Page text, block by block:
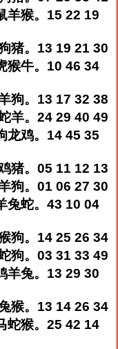
羊猴。15 22 19
猪。13 19 21 30
猴牛。10 46 34
狗。13 17 32 38
羊。24 29 40 49
龙鸡。14 45 35
猪。05 11 12 13
狗。01 06 27 30
兔蛇。43 10 04
狗。14 25 26 34
狗。03 31 33 49
羊兔。13 29 30
猴。13 14 26 34
蛇猴。25 42 14